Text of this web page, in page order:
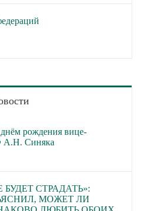
рождения вице-
А.Н. Синяка
СТРАДАТЬ»:
МОЖЕТ ЛИ